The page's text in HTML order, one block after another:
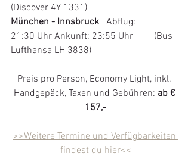
(Discover 4Y 1331 )
Abflug:
21 :30 Uhr Ankunft: 23:55 Uhr 	(Bus
Lufthansa LH 3838)
Preis pro Person, Economy Light, inkl.
Handgepäck, Taxen und Gebühren: ab €
157,-
>>Weitere Termine und Verfügbarkeiten
findest du hier<<